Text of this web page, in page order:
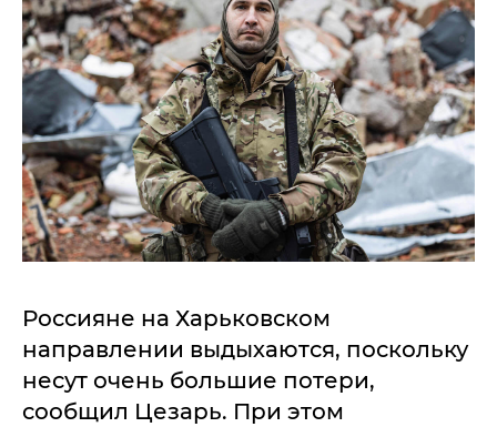
Россияне на Харьковском
направлении выдыхаются, поскольку
несут очень большие потери,
сообщил Цезарь. При этом